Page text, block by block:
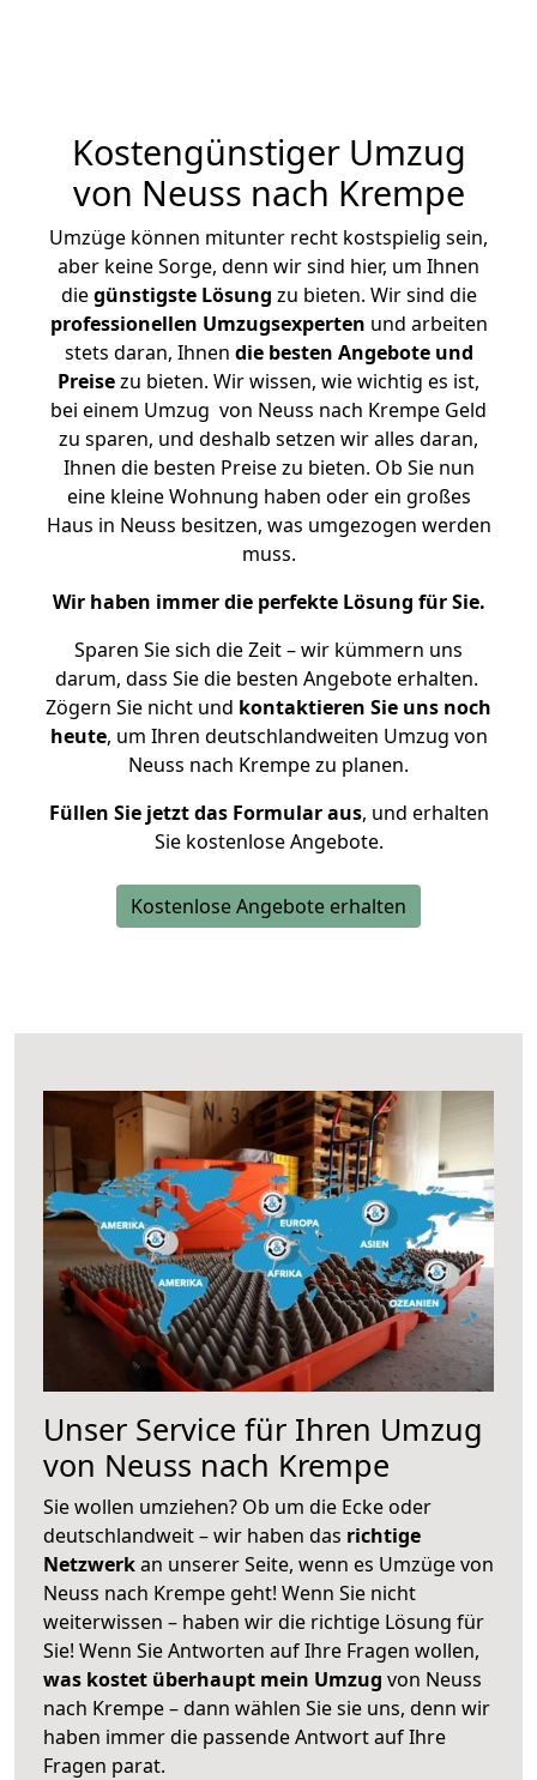
Kostengünstiger Umzug
von Neuss nach Krempe
Umzüge können mitunter recht kostspielig sein,
aber keine Sorge, denn wir sind hier, um Ihnen
diegünstigste Lösung zu bieten. Wir sind die
professionellen Umzugsexperten und arbeiten
stets daran, Ihnen die besten Angebote und
Preisezu bieten. Wir wissen, wie wichtig es ist,
bei einem Umzug von Neuss nach Krempe Geld
zu sparen, und deshalb setzen wir alles daran,
Ihnen die besten Preise zu bieten. Ob Sie nun
eine kleine Wohnung haben oder ein großes
Haus in Neuss besitzen, was umgezogen werden
muss.
Wir haben immer die perfekte Lösung für Sie.
Sparen Sie sich die Zeit – wir kümmern uns
darum, dass Sie die besten Angebote erhalten.
Zögern Sie nicht und kontaktieren Sie uns noch
heute, um Ihren deutschlandweiten Umzug von
Neuss nach Krempe zu planen.
Füllen Sie jetzt das Formular aus, und erhalten
Sie kostenlose Angebote.
Kostenlose Angebote erhalten
Unser Service für Ihren Umzug
von Neuss nach Krempe
Sie wollen umziehen? Ob um die Ecke oder
deutschlandweit – wir haben das richtige
Netzwerkan unserer Seite, wenn es Umzüge von
Neuss nach Krempe geht! Wenn Sie nicht
weiterwissen – haben wir die richtige Lösung für
Sie! Wenn Sie Antworten auf Ihre Fragen wollen,
was kostet überhaupt mein Umzug von Neuss
nach Krempe – dann wählen Sie sie uns, denn wir
haben immer die passende Antwort auf Ihre
Fragen parat.